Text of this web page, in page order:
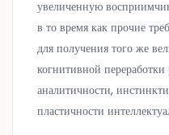
увеличенную
в то время как прочие
для получения того же
когнитивной
аналитичности,
пластичности